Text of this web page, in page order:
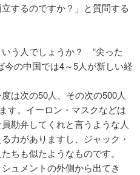
するのですか？」と質問する
う人でしょうか？ “尖った
今の中国では4～5人が新しい経
は次の50人、その次の500人
す。イーロン・マスクなどは
勘弁してくれと言うような人
力がありますし、ジャック・
ちも似たようなものです。
ュメントの外側から出てき